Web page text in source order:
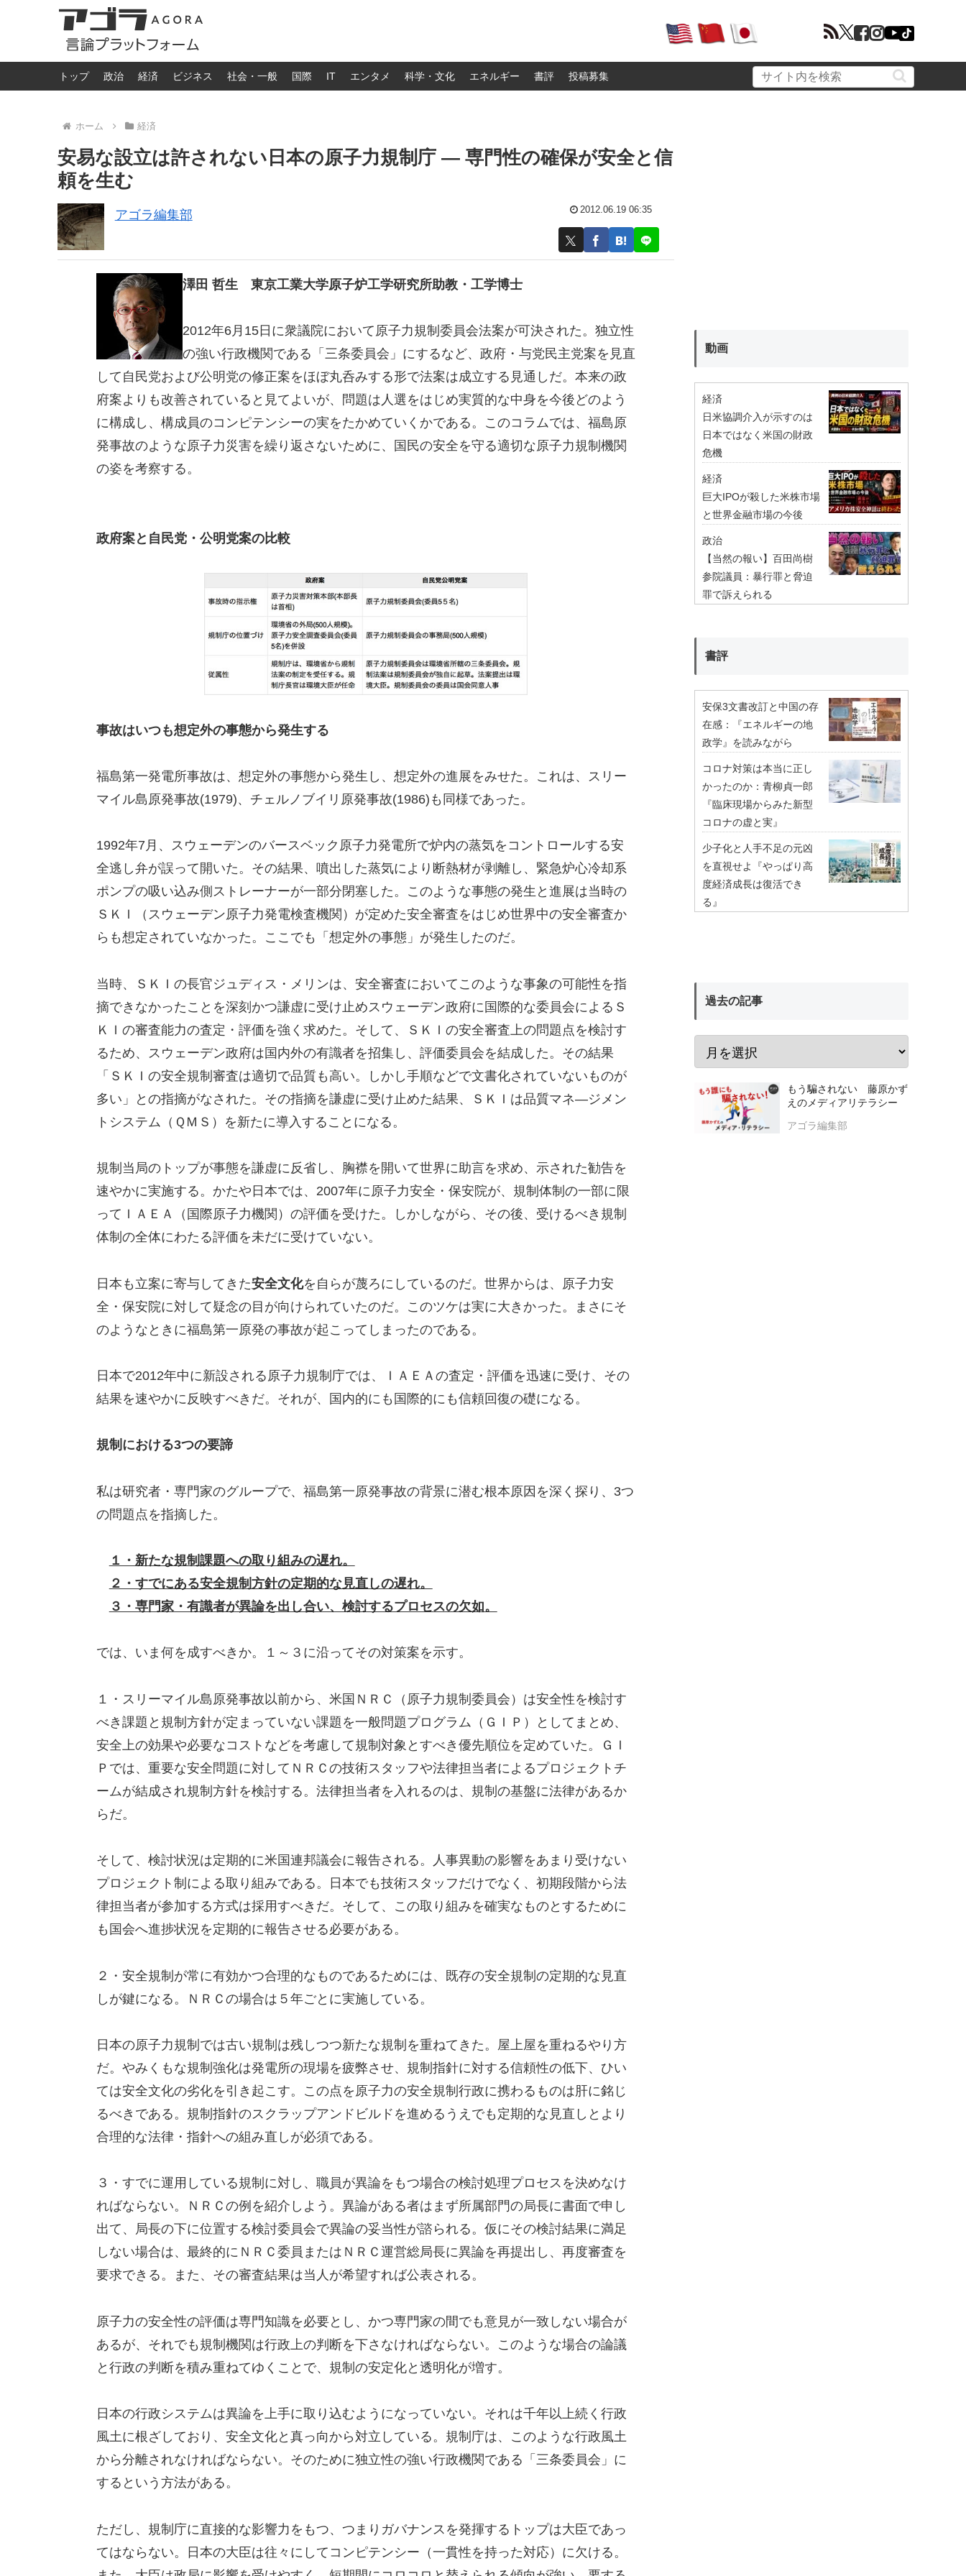
トップ 政治 経済 ビジネス 社会・一般 国際 IT エンタメ 科学・文化 エネルギー 書評 投稿募集
ホーム 経済
安易な設立は許されない日本の原子力規制庁 — 専門性の確保が安全と信
頼を生む
アゴラ編集部 2012.06.19 06:35
澤田 哲生 東京工業大学原子炉工学研究所助教・工学博士
2012年6月15日に衆議院において原子力規制委員会法案が可決された。独立性
の強い行政機関である「三条委員会」にするなど、政府・与党民主党案を見直
して自民党および公明党の修正案をほぼ丸呑みする形で法案は成立する見通しだ。本来の政
府案よりも改善されていると見てよいが、問題は人選をはじめ実質的な中身を今後どのよう
に構成し、構成員のコンピテンシーの実をたかめていくかである。このコラムでは、福島原
発事故のような原子力災害を繰り返さないために、国民の安全を守る適切な原子力規制機関
の姿を考察する。
政府案と自民党・公明党案の比較
事故はいつも想定外の事態から発生する
福島第一発電所事故は、想定外の事態から発生し、想定外の進展をみせた。これは、スリー
マイル島原発事故(1979)、チェルノブイリ原発事故(1986)も同様であった。
1992年7月、スウェーデンのバースベック原子力発電所で炉内の蒸気をコントロールする安
全逃し弁が誤って開いた。その結果、噴出した蒸気により断熱材が剥離し、緊急炉心冷却系
ポンプの吸い込み側ストレーナーが一部分閉塞した。このような事態の発生と進展は当時の
ＳＫＩ（スウェーデン原子力発電検査機関）が定めた安全審査をはじめ世界中の安全審査か
らも想定されていなかった。ここでも「想定外の事態」が発生したのだ。
当時、ＳＫＩの長官ジュディス・メリンは、安全審査においてこのような事象の可能性を指
摘できなかったことを深刻かつ謙虚に受け止めスウェーデン政府に国際的な委員会によるＳ
ＫＩの審査能力の査定・評価を強く求めた。そして、ＳＫＩの安全審査上の問題点を検討す
るため、スウェーデン政府は国内外の有識者を招集し、評価委員会を結成した。その結果
「ＳＫＩの安全規制審査は適切で品質も高い。しかし手順などで文書化されていないものが
多い」との指摘がなされた。その指摘を謙虚に受け止めた結果、ＳＫＩは品質マネ―ジメン
トシステム（ＱＭＳ）を新たに導入することになる。
規制当局のトップが事態を謙虚に反省し、胸襟を開いて世界に助言を求め、示された勧告を
速やかに実施する。かたや日本では、2007年に原子力安全・保安院が、規制体制の一部に限
ってＩＡＥＡ（国際原子力機関）の評価を受けた。しかしながら、その後、受けるべき規制
体制の全体にわたる評価を未だに受けていない。
日本も立案に寄与してきた安全文化を自らが蔑ろにしているのだ。世界からは、原子力安
全・保安院に対して疑念の目が向けられていたのだ。このツケは実に大きかった。まさにそ
のようなときに福島第一原発の事故が起こってしまったのである。
日本で2012年中に新設される原子力規制庁では、ＩＡＥＡの査定・評価を迅速に受け、その
結果を速やかに反映すべきだ。それが、国内的にも国際的にも信頼回復の礎になる。
規制における3つの要諦
私は研究者・専門家のグループで、福島第一原発事故の背景に潜む根本原因を深く探り、3つ
の問題点を指摘した。
１・新たな規制課題への取り組みの遅れ。
２・すでにある安全規制方針の定期的な見直しの遅れ。
３・専門家・有識者が異論を出し合い、検討するプロセスの欠如。
では、いま何を成すべきか。１～３に沿ってその対策案を示す。
１・スリーマイル島原発事故以前から、米国ＮＲＣ（原子力規制委員会）は安全性を検討す
べき課題と規制方針が定まっていない課題を一般問題プログラム（ＧＩＰ）としてまとめ、
安全上の効果や必要なコストなどを考慮して規制対象とすべき優先順位を定めていた。ＧＩ
Ｐでは、重要な安全問題に対してＮＲＣの技術スタッフや法律担当者によるプロジェクトチ
ームが結成され規制方針を検討する。法律担当者を入れるのは、規制の基盤に法律があるか
らだ。
そして、検討状況は定期的に米国連邦議会に報告される。人事異動の影響をあまり受けない
プロジェクト制による取り組みである。日本でも技術スタッフだけでなく、初期段階から法
律担当者が参加する方式は採用すべきだ。そして、この取り組みを確実なものとするために
も国会へ進捗状況を定期的に報告させる必要がある。
２・安全規制が常に有効かつ合理的なものであるためには、既存の安全規制の定期的な見直
しが鍵になる。ＮＲＣの場合は５年ごとに実施している。
日本の原子力規制では古い規制は残しつつ新たな規制を重ねてきた。屋上屋を重ねるやり方
だ。やみくもな規制強化は発電所の現場を疲弊させ、規制指針に対する信頼性の低下、ひい
ては安全文化の劣化を引き起こす。この点を原子力の安全規制行政に携わるものは肝に銘じ
るべきである。規制指針のスクラップアンドビルドを進めるうえでも定期的な見直しとより
合理的な法律・指針への組み直しが必須である。
３・すでに運用している規制に対し、職員が異論をもつ場合の検討処理プロセスを決めなけ
ればならない。ＮＲＣの例を紹介しよう。異論がある者はまず所属部門の局長に書面で申し
出て、局長の下に位置する検討委員会で異論の妥当性が諮られる。仮にその検討結果に満足
しない場合は、最終的にＮＲＣ委員またはＮＲＣ運営総局長に異論を再提出し、再度審査を
要求できる。また、その審査結果は当人が希望すれば公表される。
原子力の安全性の評価は専門知識を必要とし、かつ専門家の間でも意見が一致しない場合が
あるが、それでも規制機関は行政上の判断を下さなければならない。このような場合の論議
と行政の判断を積み重ねてゆくことで、規制の安定化と透明化が増す。
日本の行政システムは異論を上手に取り込むようになっていない。それは千年以上続く行政
風土に根ざしており、安全文化と真っ向から対立している。規制庁は、このような行政風土
から分離されなければならない。そのために独立性の強い行政機関である「三条委員会」に
するという方法がある。
ただし、規制庁に直接的な影響力をもつ、つまりガバナンスを発揮するトップは大臣であっ
てはならない。日本の大臣は往々にしてコンピテンシー（一貫性を持った対応）に欠ける。
動画
経済
日米協調介入が示すのは
日本ではなく米国の財政
危機
経済
巨大IPOが殺した米株市場
と世界金融市場の今後
政治
【当然の報い】百田尚樹
参院議員：暴行罪と脅迫
罪で訴えられる
書評
安保3文書改訂と中国の存
在感：『エネルギーの地
政学』を読みながら
コロナ対策は本当に正し
かったのか：青柳貞一郎
『臨床現場からみた新型
コロナの虚と実』
少子化と人手不足の元凶
を直視せよ『やっぱり高
度経済成長は復活でき
る』
過去の記事
もう騙されない 藤原かず
えのメディアリテラシー
アゴラ編集部